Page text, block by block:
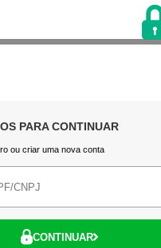
PARA CONTINUAR
ou criar uma nova conta
CONTINUAR